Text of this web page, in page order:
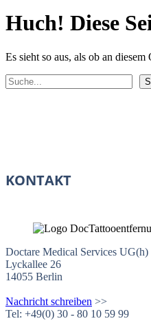
Huch! Diese
Es sieht so aus, als ob an
Suchen
KONTAKT
Doctare Medical Services UG(h)
Lyckallee 26
14055 Berlin
Nachricht schreiben >>
Tel: +49(0) 30 - 80 10 59 99